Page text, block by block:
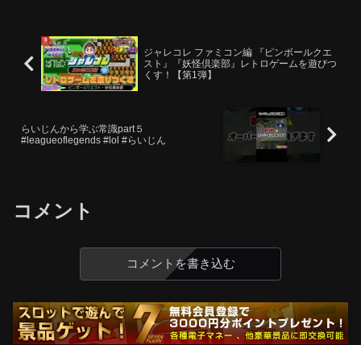
ジャレコレ ファミコン編 『ピンボールクエ
スト』『妖怪倶楽部』レトロゲームを遊びつ
くす！【第1弾】
らいじんから学ぶ常識part５
#leagueoflegends #lol #らいじん
コメント
コメントを書き込む